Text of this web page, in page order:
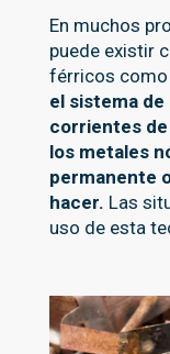
En muchos
puede existir
férricos como
el sistema
corrientes
los metales
permanente
hacer. Las
uso de esta